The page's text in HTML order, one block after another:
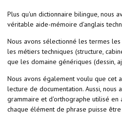
Plus qu'un dictionnaire bilingue, nous
véritable aide-mémoire d'anglais
Nous avons sélectionné les termes
les métiers techniques (structure,
que les domaine génériques (dessin,
Nous avons également voulu que cet
lecture de documentation. Aussi,
grammaire et d'orthographe utilisé en
chaque élément de phrase puisse